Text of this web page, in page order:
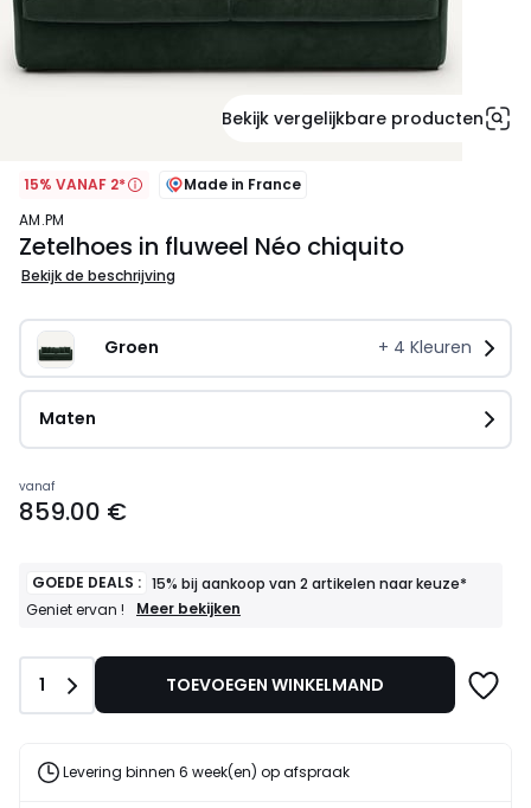
Bekijk vergelijkbare producten
15% VANAF 2*
Made in France
AM.PM
Zetelhoes in fluweel Néo chiquito
Bekijk de beschrijving
Groen + 4 Kleuren
Maten
Prijs
vanaf
vanaf
859.00 €
GOEDE DEALS : 15% bij aankoop van 2 artikelen naar keuze*
Geniet ervan !
GOEDE
artikelen
Meer bekijken
Aantal
1 TOEVOEGEN WINKELMAND
Levering binnen 6 week(en) op afspraak